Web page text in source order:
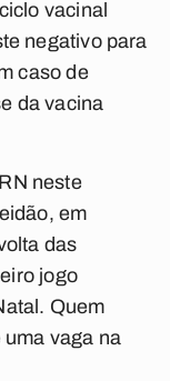
vacinal
negativo para
caso de
da vacina
neste
em
das
jogo
Quem
vaga na